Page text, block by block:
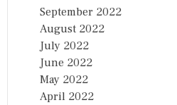
September 2022
August 2022
July 2022
June 2022
May 2022
April 2022